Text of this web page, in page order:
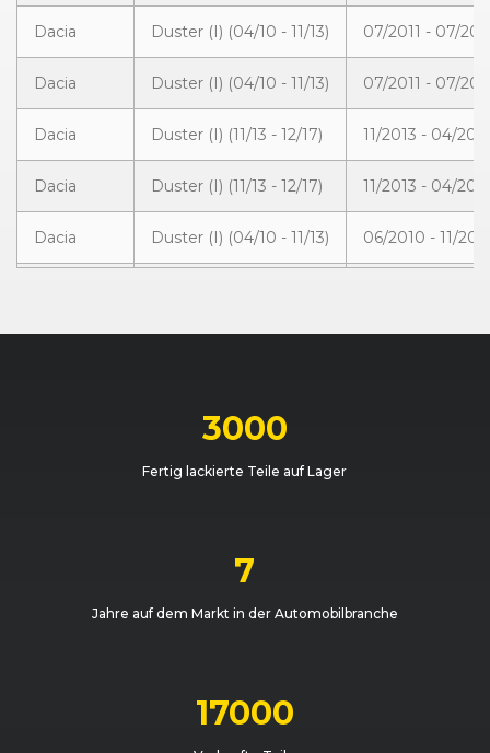
Dacia Duster (I) (04/10 - 11/13) 07/2011 - 07/
Dacia Duster (I) (04/10 - 11/13) 07/2011 - 07/
Dacia Duster (I) (11/13 - 12/17) 11/2013 - 04/2015
Dacia Duster (I) (11/13 - 12/17) 11/2013 - 04/2015
Dacia Duster (I) (04/10 - 11/13) 06/2010 - 11/
Dacia Duster (I) (04/10 - 11/13) 06/2010 - 09/
Duster (I) (04/10 - 11/13)
Duster (I) (11/13 - 12/17)
3000
Fertig lackierte Teile auf Lager
7
Jahre auf dem Markt in der Automobilbranche
17000